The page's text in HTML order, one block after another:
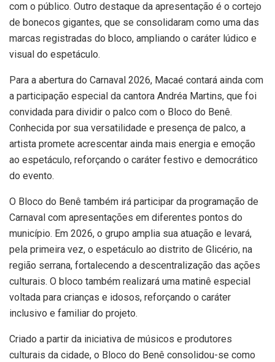
com o público. Outro destaque da apresentação é o cortejo
de bonecos gigantes, que se consolidaram como uma das
marcas registradas do bloco, ampliando o caráter lúdico e
visual do espetáculo.
Para a abertura do Carnaval 2026, Macaé contará ainda com
a participação especial da cantora Andréa Martins, que foi
convidada para dividir o palco com o Bloco do Benê.
Conhecida por sua versatilidade e presença de palco, a
artista promete acrescentar ainda mais energia e emoção
ao espetáculo, reforçando o caráter festivo e democrático
do evento.
O Bloco do Benê também irá participar da programação de
Carnaval com apresentações em diferentes pontos do
município. Em 2026, o grupo amplia sua atuação e levará,
pela primeira vez, o espetáculo ao distrito de Glicério, na
região serrana, fortalecendo a descentralização das ações
culturais. O bloco também realizará uma matinê especial
voltada para crianças e idosos, reforçando o caráter
inclusivo e familiar do projeto.
Criado a partir da iniciativa de músicos e produtores
culturais da cidade, o Bloco do Benê consolidou-se como